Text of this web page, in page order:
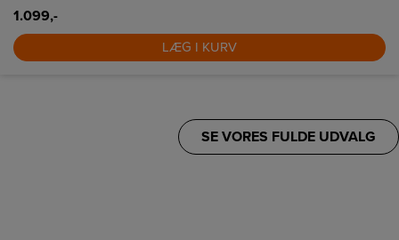
1.099,-
LÆG I KURV
SE VORES FULDE UDVALG